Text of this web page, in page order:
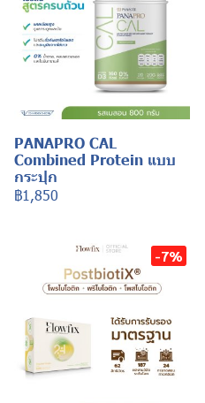
PANAPRO CAL
Combined Protein แบบ
กระปุก
฿1,850
-7%